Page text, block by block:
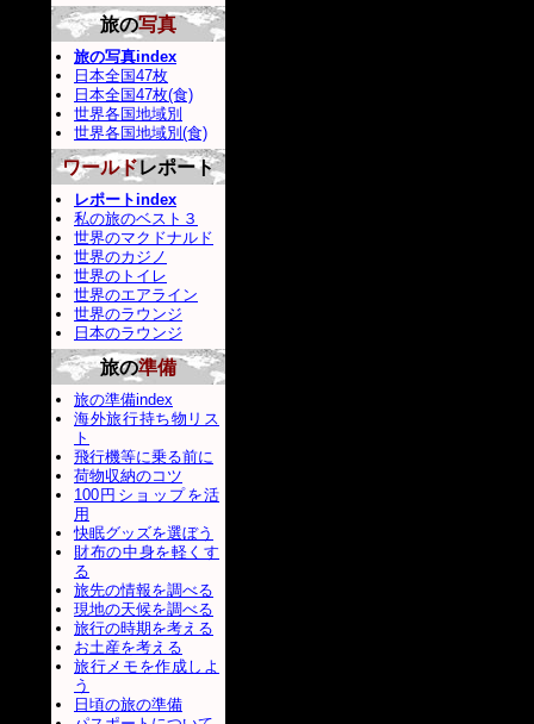
旅の写真
旅の写真index
日本全国47枚
日本全国47枚(食)
世界各国地域別
世界各国地域別(食)
ワールドレポート
レポートindex
私の旅のベスト３
世界のマクドナルド
世界のカジノ
世界のトイレ
世界のエアライン
世界のラウンジ
日本のラウンジ
旅の準備
旅の準備index
海外旅行持ち物リス
ト
飛行機等に乗る前に
荷物収納のコツ
100円ショップを活
用
快眠グッズを選ぼう
財布の中身を軽くす
る
旅先の情報を調べる
現地の天候を調べる
旅行の時期を考える
お土産を考える
旅行メモを作成しよ
う
日頃の旅の準備